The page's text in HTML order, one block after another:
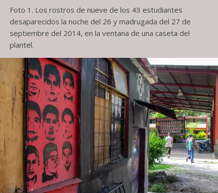
Foto 1. Los rostros de nueve de los 43 estudiantes
desaparecidos la noche del 26 y madrugada del 27 de
septiembre del 2014, en la ventana de una caseta del
plantel.